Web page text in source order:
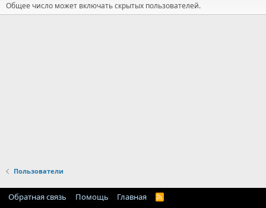
Общее число может включать скрытых пользователей.
Пользователи
Обратная связь Помощь Главная
R